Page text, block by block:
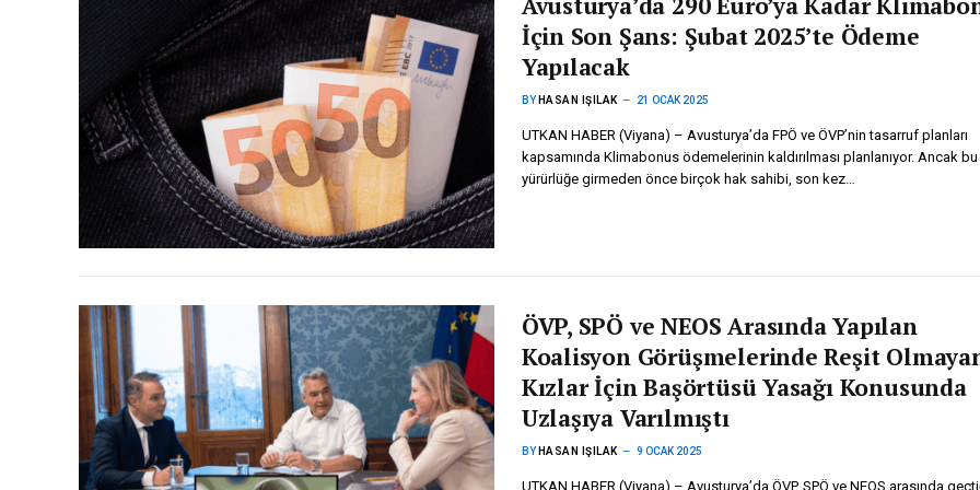
İçin Son Şans: Şubat 2025’te Ödeme
Yapılacak
BY HASAN IŞILAK 21 OCAK 2025
UTKAN HABER (Viyana) – Avusturya’da FPÖ ve ÖVP’nin tasarruf planları
kapsamında Klimabonus ödemelerinin kaldırılması planlanıyor. Ancak
yürürlüğe girmeden önce birçok hak sahibi, son kez…
ÖVP, SPÖ ve NEOS Arasında Yapılan
Koalisyon Görüşmelerinde Reşit
Kızlar İçin Başörtüsü Yasağı Konusunda
Uzlaşıya Varılmıştı
BY HASAN IŞILAK 9 OCAK 2025
UTKAN HABER (Viyana) – Avusturya’da ÖVP, SPÖ ve NEOS arasında